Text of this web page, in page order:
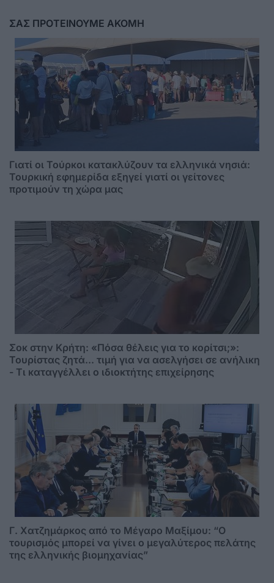
ΣΑΣ ΠΡΟΤΕΙΝΟΥΜΕ ΑΚΟΜΗ
Γιατί οι Τούρκοι κατακλύζουν τα ελληνικά νησιά:
Τουρκική εφημερίδα εξηγεί γιατί οι γείτονες
προτιμούν τη χώρα μας
Σοκ στην Κρήτη: «Πόσα θέλεις για το κορίτσι;»:
Τουρίστας ζητά... τιμή για να ασελγήσει σε ανήλικη
- Τι καταγγέλλει ο ιδιοκτήτης επιχείρησης
Γ. Χατζημάρκος από το Μέγαρο Μαξίμου: “Ο
τουρισμός μπορεί να γίνει ο μεγαλύτερος πελάτης
της ελληνικής βιομηχανίας”